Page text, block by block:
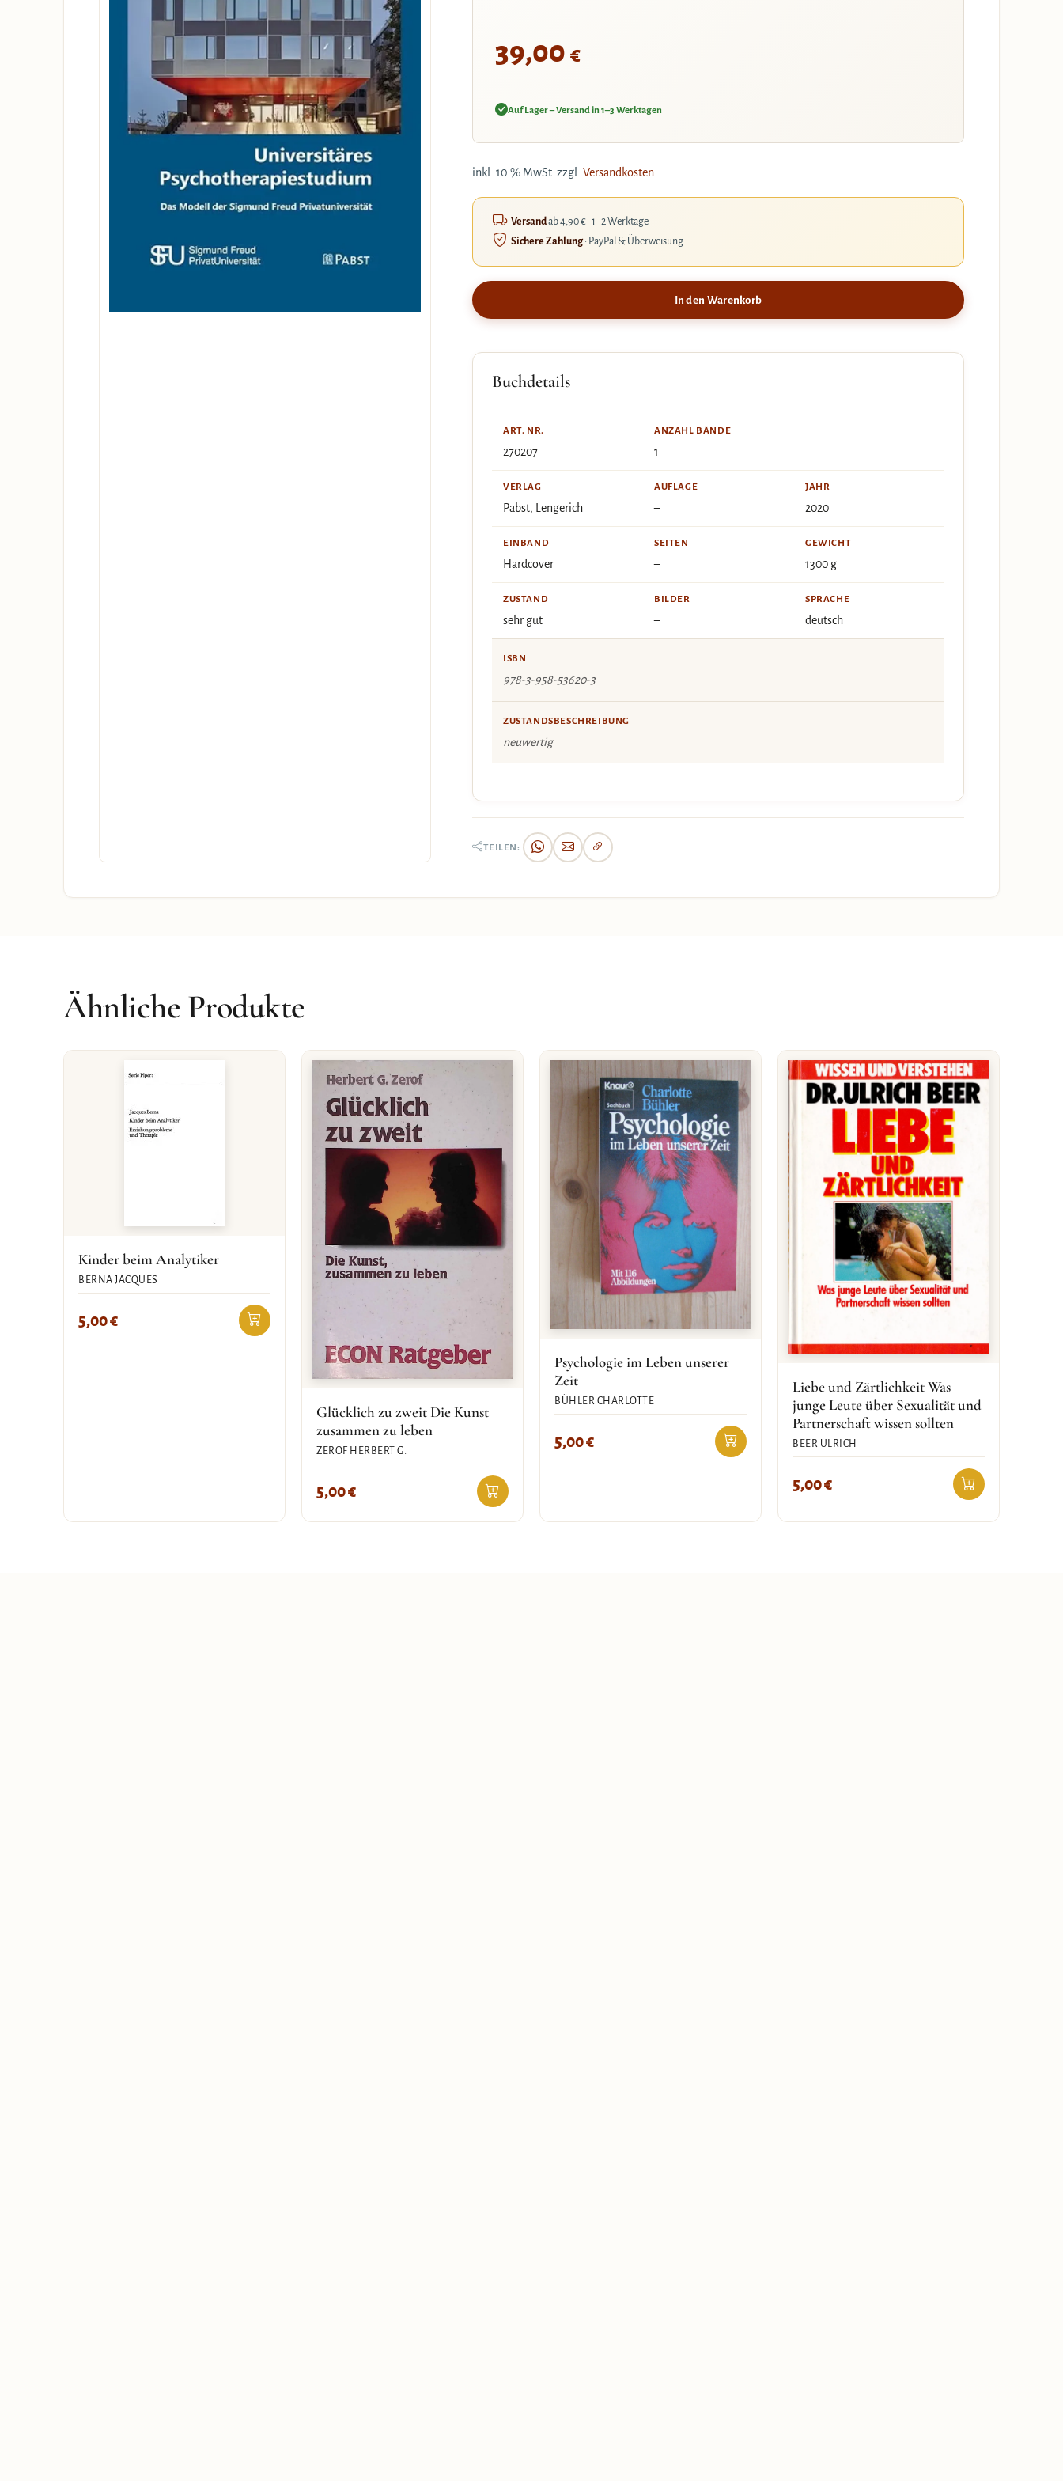
39,00 €
Auf Lager – Versand in 1–3 Werktagen
inkl. 10 % MwSt. zzgl. Versandkosten
Versandab 4,90 € · 1–2 Werktage
Sichere Zahlung· PayPal & Überweisung
In den Warenkorb
Buchdetails
ART. NR.
270207
ANZAHL BÄNDE
1
VERLAG
Pabst, Lengerich
AUFLAGE
–
JAHR
2020
EINBAND
Hardcover
SEITEN
–
GEWICHT
1300 g
ZUSTAND
sehr gut
BILDER
–
SPRACHE
deutsch
ISBN
978-3-958-53620-3
ZUSTANDSBESCHREIBUNG
neuwertig
TEILEN:
Ähnliche Produkte
Kinder beim Analytiker
BERNA JACQUES
5,00€
Glücklich zu zweit Die Kunst
zusammen zu leben
ZEROF HERBERT G.
5,00€
Psychologie im Leben unserer
Zeit
BÜHLER CHARLOTTE
5,00€
Liebe und Zärtlichkeit Was
junge Leute über Sexualität und
Partnerschaft wissen sollten
BEER ULRICH
5,00€